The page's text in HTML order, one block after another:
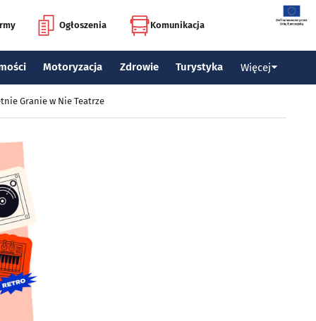
Ogłoszenia Komunikacja
Motoryzacja Zdrowie Turystyka Więcej
Granie w Nie Teatrze